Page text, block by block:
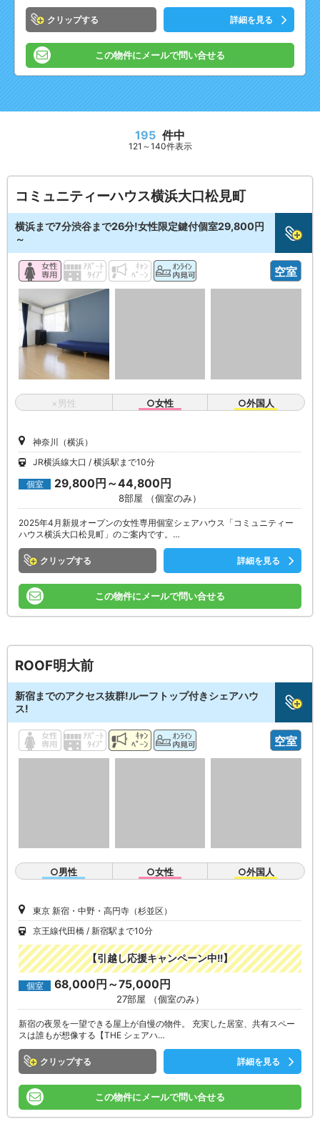
クリップ 詳細を見る
この物件にメールで問い合せる
195 件中
121～140件表示
コミュニティーハウス横浜大口松見町
横浜まで7分渋谷まで26分!女性限定鍵付個室29,800円
～
空室
×男性 ○女性 ○外国人
神奈川（横浜）
JR横浜線大口
横浜駅まで10分
個室 29,800円～44,800円
8部屋 （個室のみ）
2025年4月新規オープンの女性専用個室シェアハウス「コミュニティー
ハウス横浜大口松見町」のご案内です。…
クリップ 詳細を見る
この物件にメールで問い合せる
ROOF明大前
新宿までのアクセス抜群!ルーフトップ付きシェアハウ
ス!
空室
○男性 ○女性 ○外国人
東京 新宿・中野・高円寺（杉並区）
京王線代田橋
新宿駅まで10分
【引越し応援キャンペーン中!!】
個室 68,000円～75,000円
27部屋 （個室のみ）
新宿の夜景を一望できる屋上が自慢の物件。 充実した居室、共有スペー
スは誰もが想像する【THE シェアハ…
クリップ 詳細を見る
この物件にメールで問い合せる